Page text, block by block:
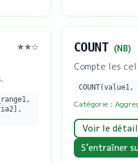
★★☆ COUNT (NB)
Compte les
Catégorie :
Voir le détail
S’entraîner